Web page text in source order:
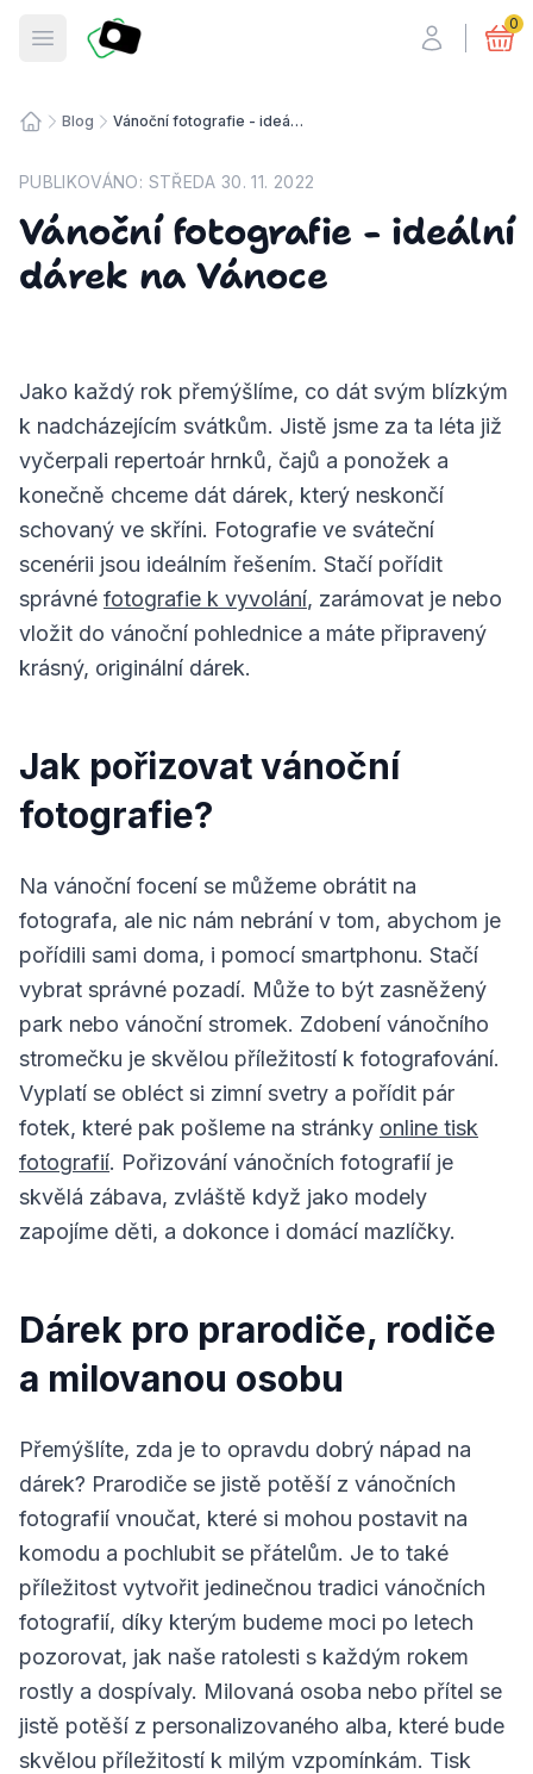
Otevřít menu
Fotosmart 0
Blog Vánoční fotografie - ideální dárek na Vánoce
PUBLIKOVÁNO: STŘEDA 30. 11. 2022
Vánoční fotografie - ideální
dárek na Vánoce
Jako každý rok přemýšlíme, co dát svým blízkým
k nadcházejícím svátkům. Jistě jsme za ta léta již
vyčerpali repertoár hrnků, čajů a ponožek a
konečně chceme dát dárek, který neskončí
schovaný ve skříni. Fotografie ve sváteční
scenérii jsou ideálním řešením. Stačí pořídit
správné fotografie k vyvolání, zarámovat je nebo
vložit do vánoční pohlednice a máte připravený
krásný, originální dárek.
Jak pořizovat vánoční
fotografie?
Na vánoční focení se můžeme obrátit na
fotografa, ale nic nám nebrání v tom, abychom je
pořídili sami doma, i pomocí smartphonu. Stačí
vybrat správné pozadí. Může to být zasněžený
park nebo vánoční stromek. Zdobení vánočního
stromečku je skvělou příležitostí k fotografování.
Vyplatí se obléct si zimní svetry a pořídit pár
fotek, které pak pošleme na stránky online tisk
fotografií. Pořizování vánočních fotografií je
skvělá zábava, zvláště když jako modely
zapojíme děti, a dokonce i domácí mazlíčky.
Dárek pro prarodiče, rodiče
a milovanou osobu
Přemýšlíte, zda je to opravdu dobrý nápad na
dárek? Prarodiče se jistě potěší z vánočních
fotografií vnoučat, které si mohou postavit na
komodu a pochlubit se přátelům. Je to také
příležitost vytvořit jedinečnou tradici vánočních
fotografií, díky kterým budeme moci po letech
pozorovat, jak naše ratolesti s každým rokem
rostly a dospívaly. Milovaná osoba nebo přítel se
jistě potěší z personalizovaného alba, které bude
skvělou příležitostí k milým vzpomínkám. Tisk